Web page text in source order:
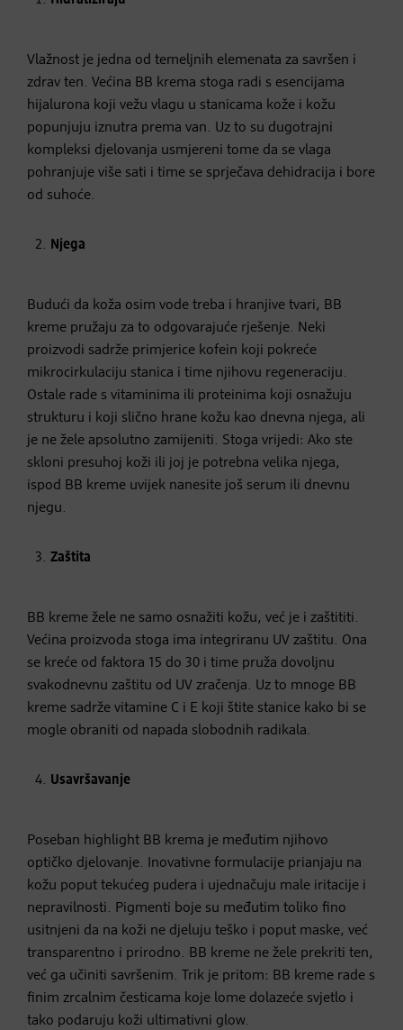
Vlažnost je jedna od temeljnih elemenata za savršen i
zdrav ten. Većina BB krema stoga radi s esencijama
hijalurona koji vežu vlagu u stanicama kože i kožu
popunjuju iznutra prema van. Uz to su dugotrajni
kompleksi djelovanja usmjereni tome da se vlaga
pohranjuje više sati i time se sprječava dehidracija i bore
od suhoće.
Njega
Budući da koža osim vode treba i hranjive tvari, BB
kreme pružaju za to odgovarajuće rješenje. Neki
proizvodi sadrže primjerice kofein koji pokreće
mikrocirkulaciju stanica i time njihovu regeneraciju.
Ostale rade s vitaminima ili proteinima koji osnažuju
strukturu i koji slično hrane kožu kao dnevna njega, ali
je ne žele apsolutno zamijeniti. Stoga vrijedi: Ako ste
skloni presuhoj koži ili joj je potrebna velika njega,
ispod BB kreme uvijek nanesite još serum ili dnevnu
njegu.
Zaštita
BB kreme žele ne samo osnažiti kožu, već je i zaštititi.
Većina proizvoda stoga ima integriranu UV zaštitu. Ona
se kreće od faktora 15 do 30 i time pruža dovoljnu
svakodnevnu zaštitu od UV zračenja. Uz to mnoge BB
kreme sadrže vitamine C i E koji štite stanice kako bi se
mogle obraniti od napada slobodnih radikala.
Usavršavanje
Poseban highlight BB krema je međutim njihovo
optičko djelovanje. Inovativne formulacije prianjaju na
kožu poput tekućeg pudera i ujednačuju male iritacije i
nepravilnosti. Pigmenti boje su međutim toliko fino
usitnjeni da na koži ne djeluju teško i poput maske, već
transparentno i prirodno. BB kreme ne žele prekriti ten,
već ga učiniti savršenim. Trik je pritom: BB kreme rade s
finim zrcalnim česticama koje lome dolazeće svjetlo i
tako podaruju koži ultimativni glow.